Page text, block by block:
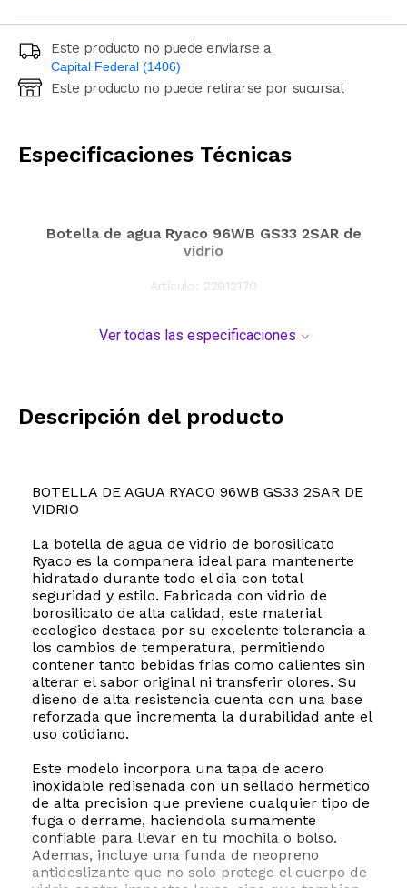
Este producto no puede enviarse a
Capital Federal (1406)
Ingresá código postal (sólo números)
Este producto no puede retirarse por sucursal
Especificaciones Técnicas
Botella de agua Ryaco 96WB GS33 2SAR de
vidrio
Artículo: 22912170
Ver todas las especificaciones
Descripción del producto
BOTELLA DE AGUA RYACO 96WB GS33 2SAR DE
VIDRIO
La botella de agua de vidrio de borosilicato
Ryaco es la companera ideal para mantenerte
hidratado durante todo el dia con total
seguridad y estilo. Fabricada con vidrio de
borosilicato de alta calidad, este material
ecologico destaca por su excelente tolerancia a
los cambios de temperatura, permitiendo
contener tanto bebidas frias como calientes sin
alterar el sabor original ni transferir olores. Su
diseno de alta resistencia cuenta con una base
reforzada que incrementa la durabilidad ante el
uso cotidiano.
Este modelo incorpora una tapa de acero
inoxidable redisenada con un sellado hermetico
de alta precision que previene cualquier tipo de
fuga o derrame, haciendola sumamente
confiable para llevar en tu mochila o bolso.
Ademas, incluye una funda de neopreno
antideslizante que no solo protege el cuerpo de